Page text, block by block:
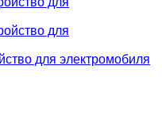
для электромобиля